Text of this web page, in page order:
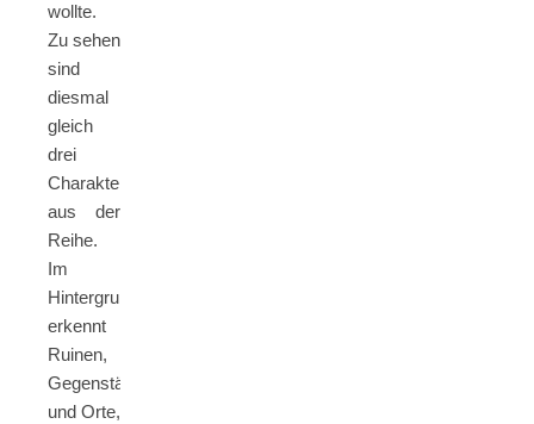
wollte.
Zu sehen
sind
diesmal
gleich
drei
Charaktere
aus der
Reihe.
Im
Hintergrund
erkennt
Ruinen,
Gegenstände
und Orte,